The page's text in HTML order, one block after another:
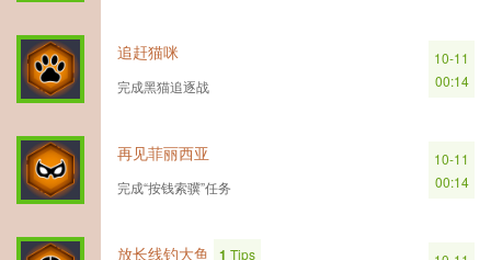
追赶猫咪
完成黑猫追逐战
10-11
00:14
再见菲丽西亚
完成“按钱索骥”任务
10-11
00:14
放长线钓大鱼 1 Tips